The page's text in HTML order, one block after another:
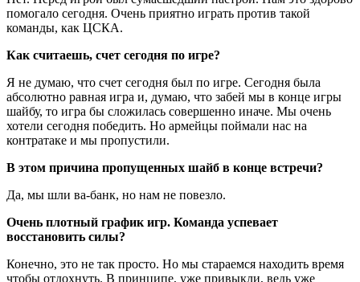
помогало сегодня. Очень приятно играть против такой
команды, как ЦСКА.
Как считаешь, счет сегодня по игре?
Я не думаю, что счет сегодня был по игре. Сегодня была
абсолютно равная игра и, думаю, что забей мы в конце игры
шайбу, то игра бы сложилась совершенно иначе. Мы очень
хотели сегодня победить. Но армейцы поймали нас на
контратаке и мы пропустили.
В этом причина пропущенных шайб в конце встречи?
Да, мы шли ва-банк, но нам не повезло.
Очень плотный график игр. Команда успевает
восстановить силы?
Конечно, это не так просто. Но мы стараемся находить время
чтобы отдохнуть. В принципе, уже привыкли, ведь уже